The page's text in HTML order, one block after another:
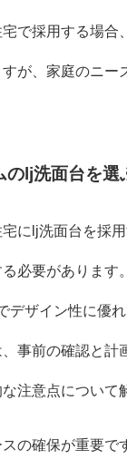
で採用する場合
が、家庭のニー
のlj洗面台を選
宅にlj洗面台を採
必要があります。
デザイン性に優
事前の確認と計
注意点について
の確保が重要で